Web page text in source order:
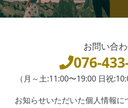
お問い合
076-
（月～土:11:00〜19:00 日祝
お知らせいただいた個人情報に